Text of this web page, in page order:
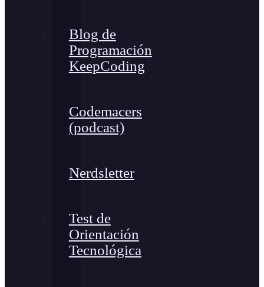
Blog de
Programación
KeepCoding
Codemacers
(podcast)
Nerdsletter
Test de
Orientación
Tecnológica